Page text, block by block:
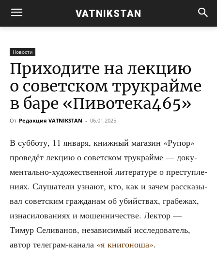
VATNIKSTAN
Новости
Приходите на лекцию
о советском трукрайме
в баре «Пивотека465»
От Редакция VATNIKSTAN - 06.01.2025
В суб­бо­ту, 11 янва­ря, книж­ный мага­зин «Рупор»
про­ве­дёт лек­цию о совет­ском трукрай­ме — доку­
мен­таль­но-худо­же­ствен­ной лите­ра­ту­ре о пре­ступ­ле­
ни­ях. Слу­ша­те­ли узна­ют, кто, как и зачем рас­ска­зы­
вал совет­ским граж­да­нам об убий­ствах, гра­бе­жах,
изна­си­ло­ва­ни­ях и мошен­ни­че­стве. Лек­тор —
Тимур Сели­ва­нов, неза­ви­си­мый иссле­до­ва­тель,
автор теле­грам-кана­ла «я кни­го­но­ша».